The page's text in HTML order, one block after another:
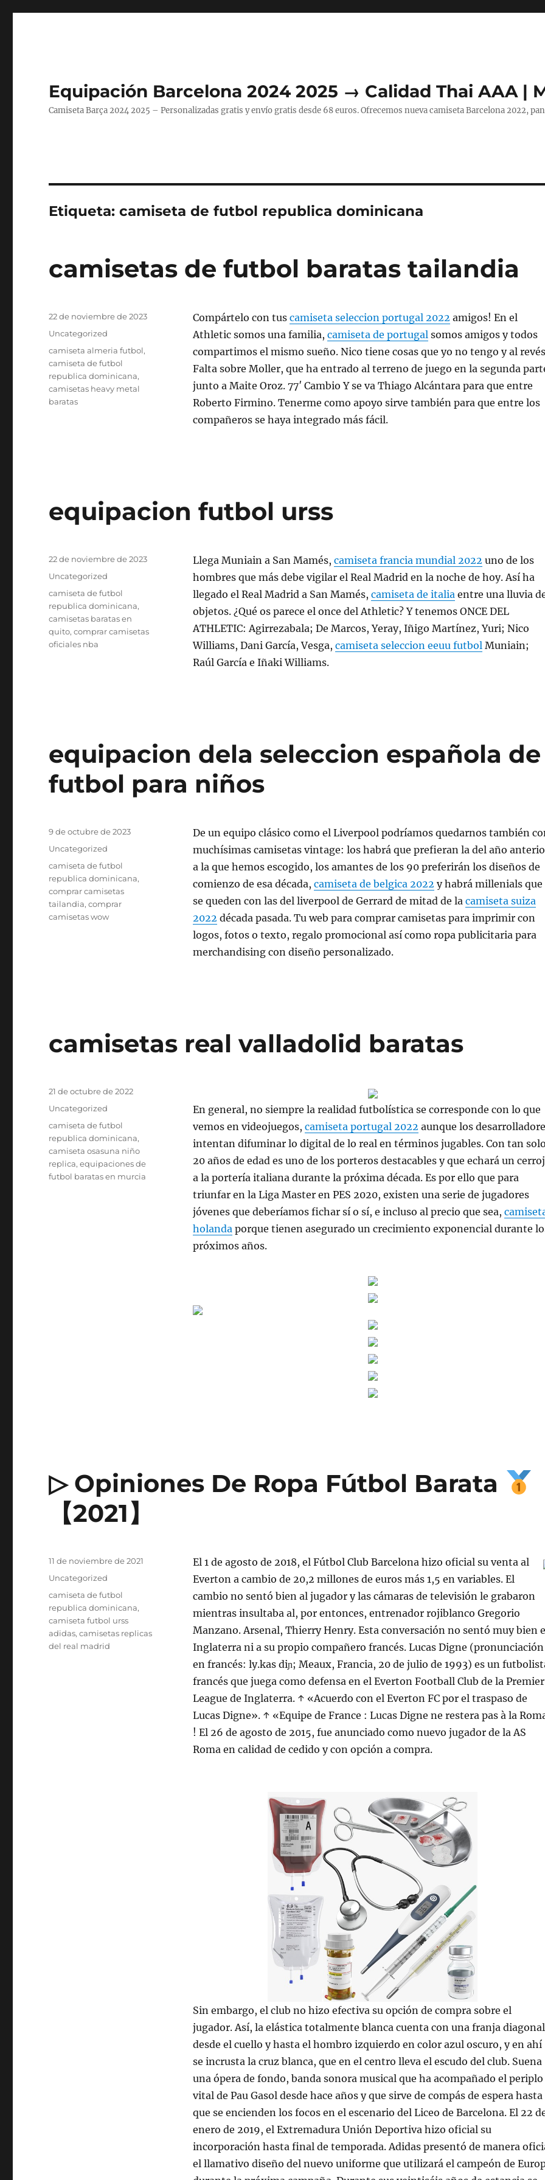
Equipación Barcelona 2024 2025 → Calidad Thai AAA |
Camiseta Barça 2024 2025 – Personalizadas gratis y envío gratis desde 68 euros. Ofrecemos nueva camiseta Barcelona 2022,
Etiqueta:camiseta de futbol republica dominicana
camisetas de futbol baratas tailandia
Compártelo con tus camiseta seleccion portugal 2022 amigos! En el
Athletic somos una familia, camiseta de portugalsomos amigos y todos
compartimos el mismo sueño. Nico tiene cosas que yo no tengo y al
Falta sobre Moller, que ha entrado al terreno de juego en la segunda
junto a Maite Oroz. 77′ Cambio Y se va Thiago Alcántara para que entre
Roberto Firmino. Tenerme como apoyo sirve también para que entre los
compañeros se haya integrado más fácil.
Publicado
22 de noviembre de 2023
Categorías
Uncategorized
Etiquetas
camiseta almeria futbol,
camiseta de futbol
republica dominicana,
camisetas heavy metal
baratas
equipacion futbol urss
Llega Muniain a San Mamés, camiseta francia mundial 2022 uno de los
hombres que más debe vigilar el Real Madrid en la noche de hoy. Así ha
llegado el Real Madrid a San Mamés, camiseta de italiaentre una lluvia
objetos. ¿Qué os parece el once del Athletic? Y tenemos ONCE DEL
ATHLETIC: Agirrezabala; De Marcos, Yeray, Iñigo Martínez, Yuri; Nico
Williams, Dani García, Vesga, camiseta seleccion eeuu futbolMuniain;
Raúl García e Iñaki Williams.
Publicado
22 de noviembre de 2023
Categorías
Uncategorized
Etiquetas
camiseta de futbol
republica dominicana,
camisetas baratas en
quito,comprar camisetas
oficiales nba
equipacion dela seleccion española de
futbol para niños
De un equipo clásico como el Liverpool podríamos quedarnos también
muchísimas camisetas vintage: los habrá que prefieran la del año
a la que hemos escogido, los amantes de los 90 preferirán los diseños de
comienzo de esa década, camiseta de belgica 2022 y habrá millenials que
se queden con las del liverpool de Gerrard de mitad de la camiseta suiza
2022 década pasada. Tu web para comprar camisetas para imprimir con
logos, fotos o texto, regalo promocional así como ropa publicitaria para
merchandising con diseño personalizado.
Publicado
9 de octubre de 2023
Categorías
Uncategorized
Etiquetas
camiseta de futbol
republica dominicana,
comprar camisetas
tailandia,comprar
camisetas wow
camisetas real valladolid baratas
En general, no siempre la realidad futbolística se corresponde con lo que
vemos en videojuegos, camiseta portugal 2022 aunque los
intentan difuminar lo digital de lo real en términos jugables. Con tan
20 años de edad es uno de los porteros destacables y que echará un
a la portería italiana durante la próxima década. Es por ello que para
triunfar en la Liga Master en PES 2020, existen una serie de jugadores
jóvenes que deberíamos fichar sí o sí, e incluso al precio que sea,
holandaporque tienen asegurado un crecimiento exponencial durante
próximos años.
Publicado
21 de octubre de 2022
Categorías
Uncategorized
Etiquetas
camiseta de futbol
republica dominicana,
camiseta osasuna niño
replica,equipaciones de
futbol baratas en murcia
▷ Opiniones De Ropa Fútbol Barata
【2021】
El 1 de agosto de 2018, el Fútbol Club Barcelona hizo oficial su venta al
Everton a cambio de 20,2 millones de euros más 1,5 en variables. El
cambio no sentó bien al jugador y las cámaras de televisión le grabaron
mientras insultaba al, por entonces, entrenador rojiblanco Gregorio
Manzano. Arsenal, Thierry Henry. Esta conversación no sentó muy bien
Inglaterra ni a su propio compañero francés. Lucas Digne (pronunciación
en francés: ly.kas diɲ; Meaux, Francia, 20 de julio de 1993) es un
francés que juega como defensa en el Everton Football Club de la Premier
League de Inglaterra. ↑ «Acuerdo con el Everton FC por el traspaso de
Lucas Digne». ↑ «Equipe de France : Lucas Digne ne restera pas à la
! El 26 de agosto de 2015, fue anunciado como nuevo jugador de la AS
Roma en calidad de cedido y con opción a compra.
Sin embargo, el club no hizo efectiva su opción de compra sobre el
jugador. Así, la elástica totalmente blanca cuenta con una franja diagonal
desde el cuello y hasta el hombro izquierdo en color azul oscuro, y en ahí
se incrusta la cruz blanca, que en el centro lleva el escudo del club. Suena
una ópera de fondo, banda sonora musical que ha acompañado el periplo
vital de Pau Gasol desde hace años y que sirve de compás de espera hasta
que se encienden los focos en el escenario del Liceo de Barcelona. El 22
enero de 2019, el Extremadura Unión Deportiva hizo oficial su
incorporación hasta final de temporada. Adidas presentó de manera
el llamativo diseño del nuevo uniforme que utilizará el campeón de
Publicado
11 de noviembre de 2021
Categorías
Uncategorized
Etiquetas
camiseta de futbol
republica dominicana,
camiseta futbol urss
adidas,camisetas replicas
del real madrid